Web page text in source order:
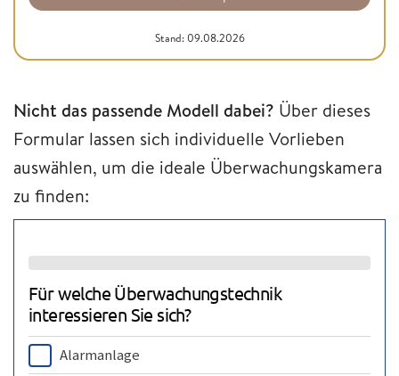
Stand: 09.08.2026
Nicht das passende Modell dabei? Über dieses
Formular lassen sich individuelle Vorlieben
auswählen, um die ideale Überwachungskamera
zu finden: